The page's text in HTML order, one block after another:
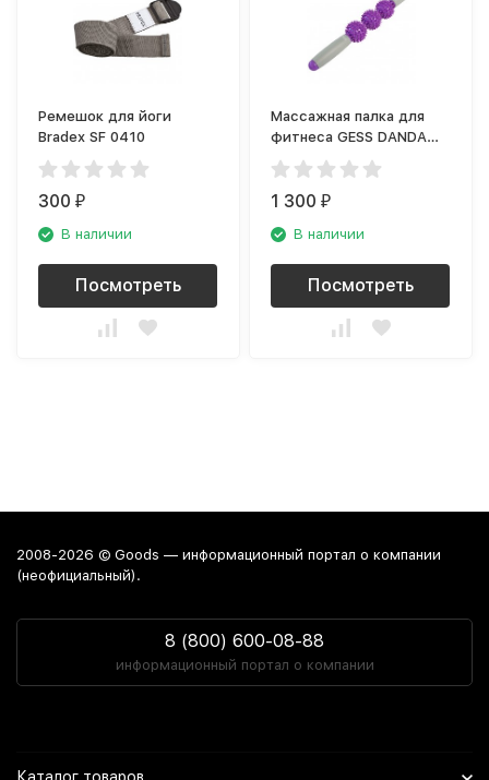
Ремешок для йоги
Bradex SF 0410
300₽
В наличии
Посмотреть
Массажная палка для
фитнеса GESS DANDA
094P
1 300₽
В наличии
Посмотреть
2008-2026 © Goods — информационный портал о компании
(неофициальный).
8 (800) 600-08-88
информационный портал о компании